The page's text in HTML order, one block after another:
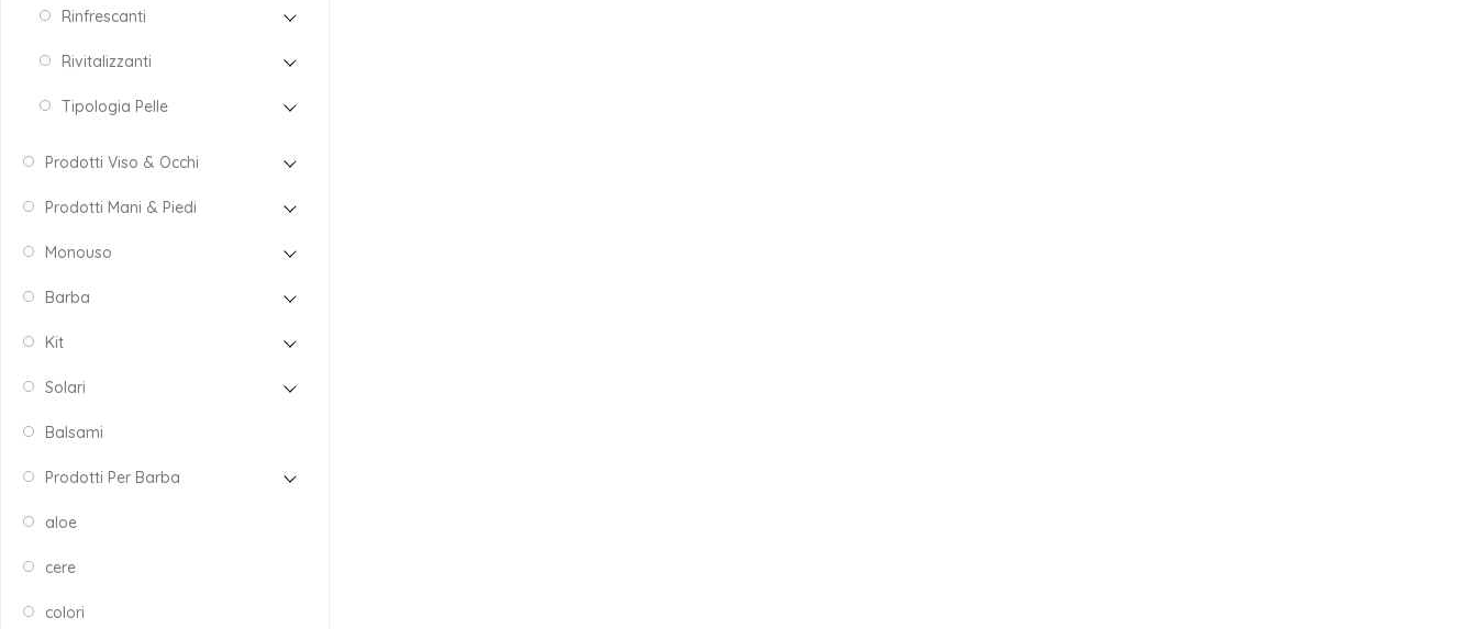
Rinfrescanti
Rivitalizzanti
Tipologia Pelle
Prodotti Viso & Occhi
Prodotti Mani & Piedi
Monouso
Barba
Kit
Solari
Balsami
Prodotti Per Barba
aloe
cere
colori